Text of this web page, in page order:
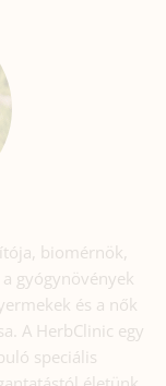
biomérnök,
gyógynövények
és a nők
A HerbClinic egy
speciális